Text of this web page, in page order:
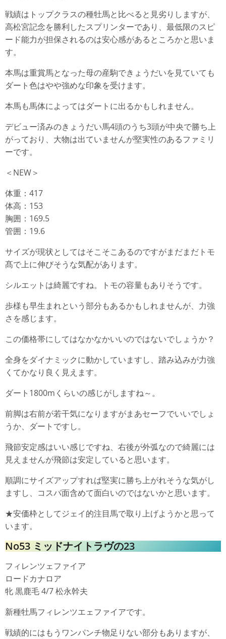
戦績はトップクラスの種牡馬と比べると見劣りしますが、
高松宮記念を勝利したスプリンターであり、最低限のスピ
ード能力が担保されるのは安心感があるところかと思いま
す。
本馬は重賞馬となった母の産駒できょうだいを見ていても
ダート色はやや強めな印象を受けます。
本馬も馬体によってはダートに出るかもしれません。
デビュー済みのきょうだい馬4頭のうち3頭が中央で勝ち上
がっており、大物は出ていませんが堅実性のあるファミリ
ーです。
＜NEW＞
体重：417
体高：153
胸囲：169.5
管囲：19.6
サイズが現状としてはそこそこあるのですがまだまだトモ
髙で上に伸びそうな気配があります。
シルエットは綺麗ですね。トモの容量もありそうです。
歩様も早生まれという部分もあるかもしれませんが、力強
さを感じます。
この価格帯にしてはなかなかいいのではないでしょうか？
全身をダイナミックに動かしていますし、踏み込みが力強
くてかなり良く見えます。
ダート1800mくらいの感じがしますね～。
前脚は右前が若干気になりますがまあセーフでいいでしょ
うか、ダートですし。
飛節安定感はいい感じですね、右後が外弧なので綺麗には
見えませんが飛節は安定していると思います。
順調にサイズアップすれば堅実に勝ち上がれそうな気がし
ますし、コスパ面含めて面白いのではないかと思います。
★安価枠としてジェイ的注目馬で取り上げようかと思って
います。
No53 ミッドナイトラヴの23
フィレンツェファイア
ロードカナロア
牝 黒鹿毛 4/7 松永幹夫
新種牡馬フィレンツエェファイアです。
戦績的にはもうワンパンチ物足りない部分もありますが、